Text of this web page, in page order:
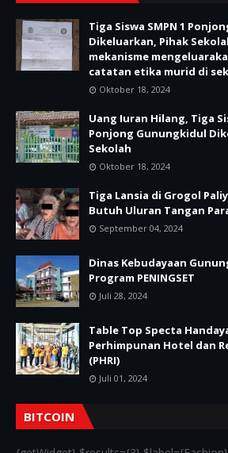
Tiga Siswa SMPN 1
Dikeluarkan, Pihak
mekanisme
catatan etika murid di
Oktober 18, 2024
Uang Iuran Hilang, Tiga
Ponjong Gunungkidul
Sekolah
Oktober 18, 2024
Tiga Lansia di Grogol
Butuh Uluran Tangan
September 04, 2024
Dinas Kebudayaan
Program PENINGSET
Juli 28, 2024
Table Top Specta
Perhimpunan Hotel dan
(PHRI)
Juli 01, 2024
BITCOIN